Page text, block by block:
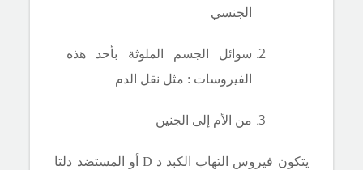
الجنسي
سوائل الجسم الملوثة بأحد هذه
الفيروسات : مثل نقل الدم
من الأم إلى الجنين
يتكون فيروس التهاب الكبد د D أو المستضد دلتا